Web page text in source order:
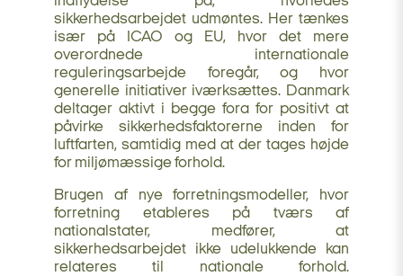
sikkerhedsarbejdet udmøntes. Her tænkes
især på ICAO og EU, hvor det mere
overordnede internationale
reguleringsarbejde foregår, og hvor
generelle initiativer iværksættes. Danmark
deltager aktivt i begge fora for positivt at
påvirke sikkerhedsfaktorerne inden for
luftfarten, samtidig med at der tages højde
for miljømæssige forhold.
Brugen af nye forretningsmodeller, hvor
forretning etableres på tværs af
nationalstater, medfører, at
sikkerhedsarbejdet ikke udelukkende kan
relateres til nationale forhold.